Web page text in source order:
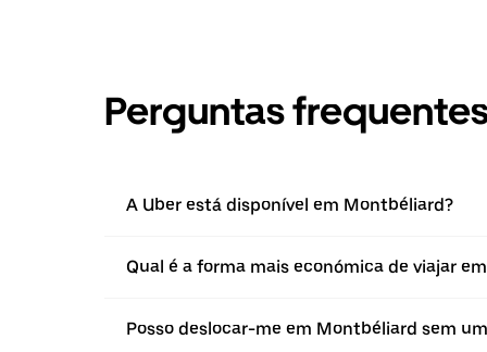
Perguntas
A Uber está disponível em Montbéliard?
Qual é a forma mais económica de viajar
Posso deslocar-me em Montbéliard sem